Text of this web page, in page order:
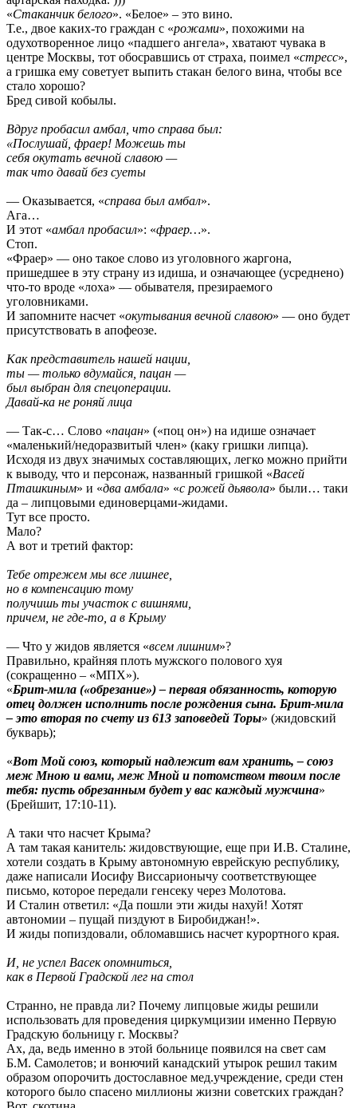
«Стаканчик белого». «Белое» – это вино.
Т.е., двое каких-то граждан с «рожами», похожими на
одухотворенное лицо «падшего ангела», хватают чувака в
центре Москвы, тот обосравшись от страха, поимел «стресс»,
а гришка ему советует выпить стакан белого вина, чтобы все
стало хорошо?
Бред сивой кобылы.
Вдруг пробасил амбал, что справа был:
«Послушай, фраер! Можешь ты
себя окутать вечной славою —
так что давай без суеты
— Оказывается, «справа был амбал».
Ага…
И этот «амбал пробасил»: «фраер…».
Стоп.
«Фраер» — оно такое слово из уголовного жаргона,
пришедшее в эту страну из идиша, и означающее (усреднено)
что-то вроде «лоха» — обывателя, презираемого
уголовниками.
И запомните насчет «окутывания вечной славою» — оно будет
присутствовать в апофеозе.
Как представитель нашей нации,
ты — только вдумайся, пацан —
был выбран для спецоперации.
Давай-ка не роняй лица
— Так-с… Слово «пацан» («поц он») на идише означает
«маленький/недоразвитый член» (каку гришки липца).
Исходя из двух значимых составляющих, легко можно прийти
к выводу, что и персонаж, названный гришкой «Васей
Пташкиным» и «два амбала» «с рожей дьявола» были… таки
да – липцовыми единоверцами-жидами.
Тут все просто.
Мало?
А вот и третий фактор:
Тебе отрежем мы все лишнее,
но в компенсацию тому
получишь ты участок с вишнями,
причем, не где-то, а в Крыму
— Что у жидов является «всем лишним»?
Правильно, крайняя плоть мужского полового хуя
(сокращенно – «МПХ»).
«Брит-мила («обрезание») – первая обязанность, которую
отец должен исполнить после рождения сына. Брит-мила
– это вторая по счету из 613 заповедей Торы» (жидовский
букварь);
«Вот Мой союз, который надлежит вам хранить, – союз
меж Мною и вами, меж Мной и потомством твоим после
тебя: пусть обрезанным будет у вас каждый мужчина»
(Брейшит, 17:10-11).
А таки что насчет Крыма?
А там такая канитель: жидовствующие, еще при И.В. Сталине,
хотели создать в Крыму автономную еврейскую республику,
даже написали Иосифу Виссарионычу соответствующее
письмо, которое передали генсеку через Молотова.
И Сталин ответил: «Да пошли эти жиды нахуй! Хотят
автономии – пущай пиздуют в Биробиджан!».
И жиды попиздовали, обломавшись насчет курортного края.
И, не успел Васек опомниться,
как в Первой Градской лег на стол
Странно, не правда ли? Почему липцовые жиды решили
использовать для проведения циркумцизии именно Первую
Градскую больницу г. Москвы?
Ах, да, ведь именно в этой больнице появился на свет сам
Б.М. Самолетов; и вонючий канадский утырок решил таким
образом опорочить достославное мед.учреждение, среди стен
которого было спасено миллионы жизни советских граждан?